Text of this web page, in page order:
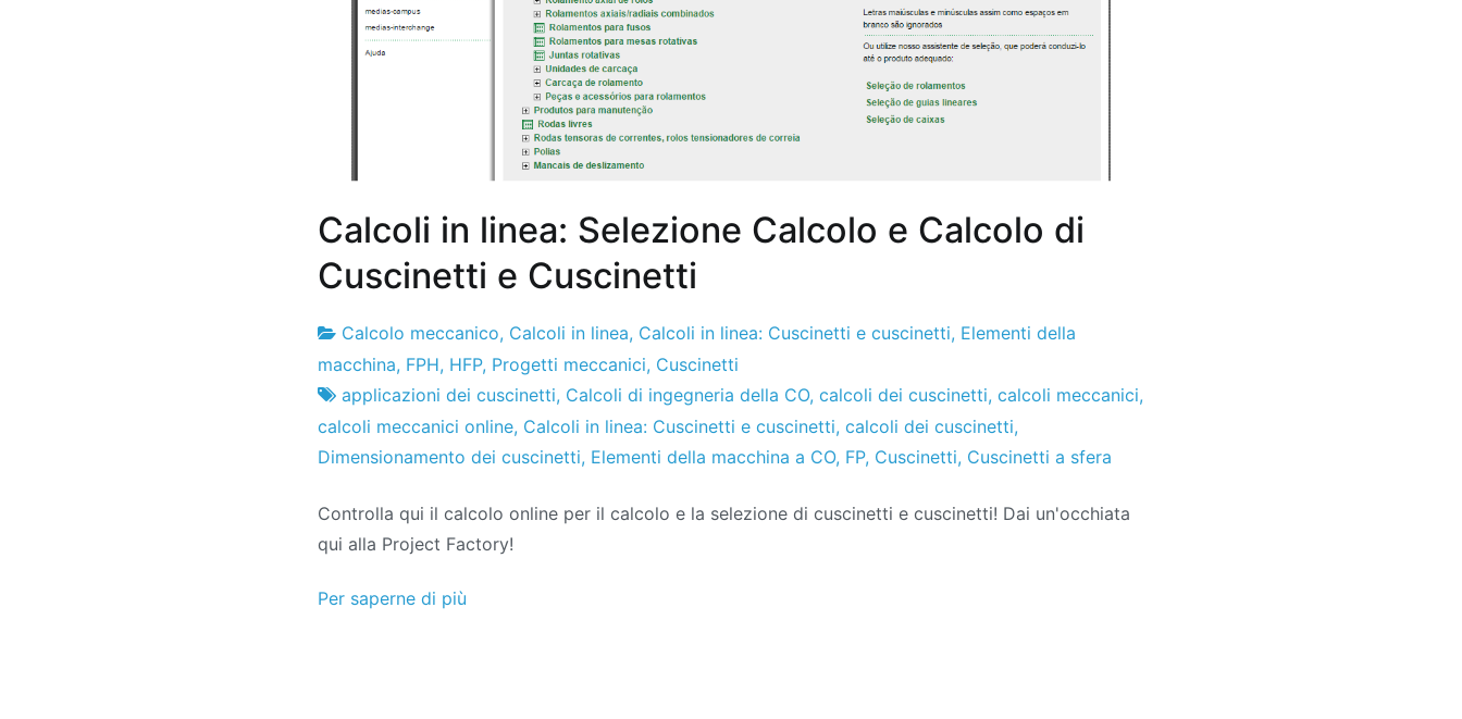
Calcoli in linea: Selezione Calcolo e Calcolo di
Cuscinetti e Cuscinetti
Fabbrica
di
progetti
2
de
gennaio
de
Calcolo meccanico, Calcoli in linea, Calcoli in linea: Cuscinetti e cuscinetti, Elementi della
macchina, FPH, HFP, Progetti meccanici, Cuscinetti
applicazioni dei cuscinetti, Calcoli di ingegneria della CO, calcoli dei cuscinetti, calcoli meccanici,
calcoli meccanici online, Calcoli in linea: Cuscinetti e cuscinetti, calcoli dei cuscinetti,
Dimensionamento dei cuscinetti, Elementi della macchina a CO, FP, Cuscinetti, Cuscinetti a sfera
Controlla qui il calcolo online per il calcolo e la selezione di cuscinetti e cuscinetti! Dai un'occhiata
qui alla Project Factory!
Per saperne di più